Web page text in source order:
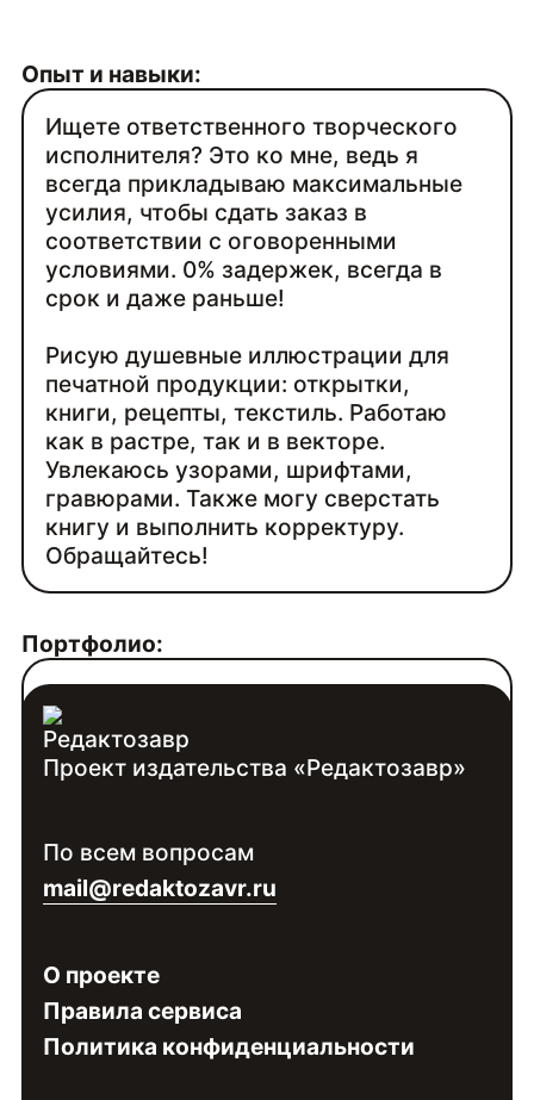
Опыт и навыки:
Ищете ответственного творческого
исполнителя? Это ко мне, ведь я
всегда прикладываю максимальные
усилия, чтобы сдать заказ в
соответствии с оговоренными
условиями. 0% задержек, всегда в
срок и даже раньше!
Рисую душевные иллюстрации для
печатной продукции: открытки,
книги, рецепты, текстиль. Работаю
как в растре, так и в векторе.
Увлекаюсь узорами, шрифтами,
гравюрами. Также могу сверстать
книгу и выполнить корректуру.
Обращайтесь!
Портфолио:
Контакты:
Войдите
специалиста
Проект издательства «Редактозавр»
По всем вопросам
mail@redaktozavr.ru
О проекте
Правила сервиса
Политика конфиденциальности